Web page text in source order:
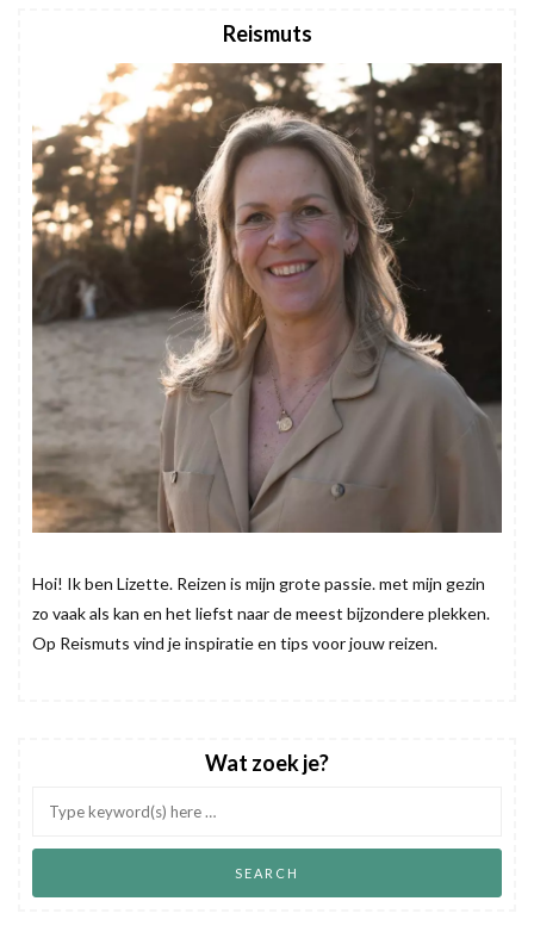
Reismuts
Hoi! Ik ben Lizette. Reizen is mijn grote passie. met mijn gezin
zo vaak als kan en het liefst naar de meest bijzondere plekken.
Op Reismuts vind je inspiratie en tips voor jouw reizen.
Wat zoek je?